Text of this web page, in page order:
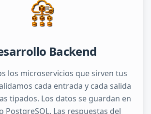
Backend
los microservicios que sirven tus
cada entrada y cada salida
tipados. Los datos se guardan en
PostgreSQL. Las respuestas del